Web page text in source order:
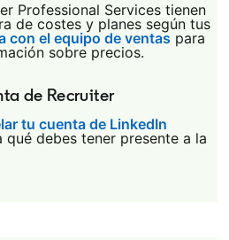
Professional Services tienen
de costes y planes según tus
con el equipo de ventas para
sobre precios.
de Recruiter
tu cuenta de LinkedIn
new tab
qué debes tener presente a la